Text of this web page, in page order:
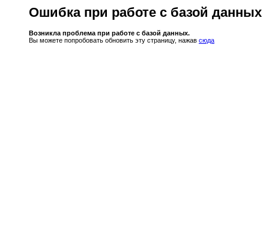
Ошибка при работе с базой данных
Возникла проблема при работе с базой данных.
Вы можете попробовать обновить эту страницу, нажав сюда